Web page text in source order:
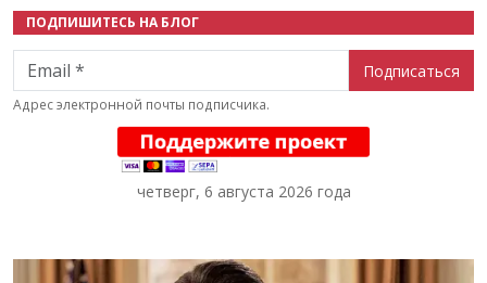
ПОДПИШИТЕСЬ НА БЛОГ
Email
Адрес электронной почты подписчика.
четверг, 6 августа 2026 года